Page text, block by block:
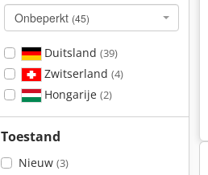
Onbeperkt (45)
Duitsland (39)
Zwitserland (4)
Hongarije (2)
Toestand
Nieuw (3)